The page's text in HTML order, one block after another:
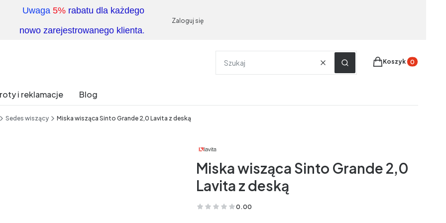
Uwaga 5% rabatu dla każdego
nowo zarejestrowanego klienta.
Zaloguj się
WyczyśćSzukaj
Produkty w
Koszyk
i reklamacje Blog
Sedes wiszący Miska wisząca Sinto Grande 2,0 Lavita z deską
Miska wisząca Sinto Grande 2,0
Lavita z deską
0.00
(Oceny: 0 Recenzje: 0)